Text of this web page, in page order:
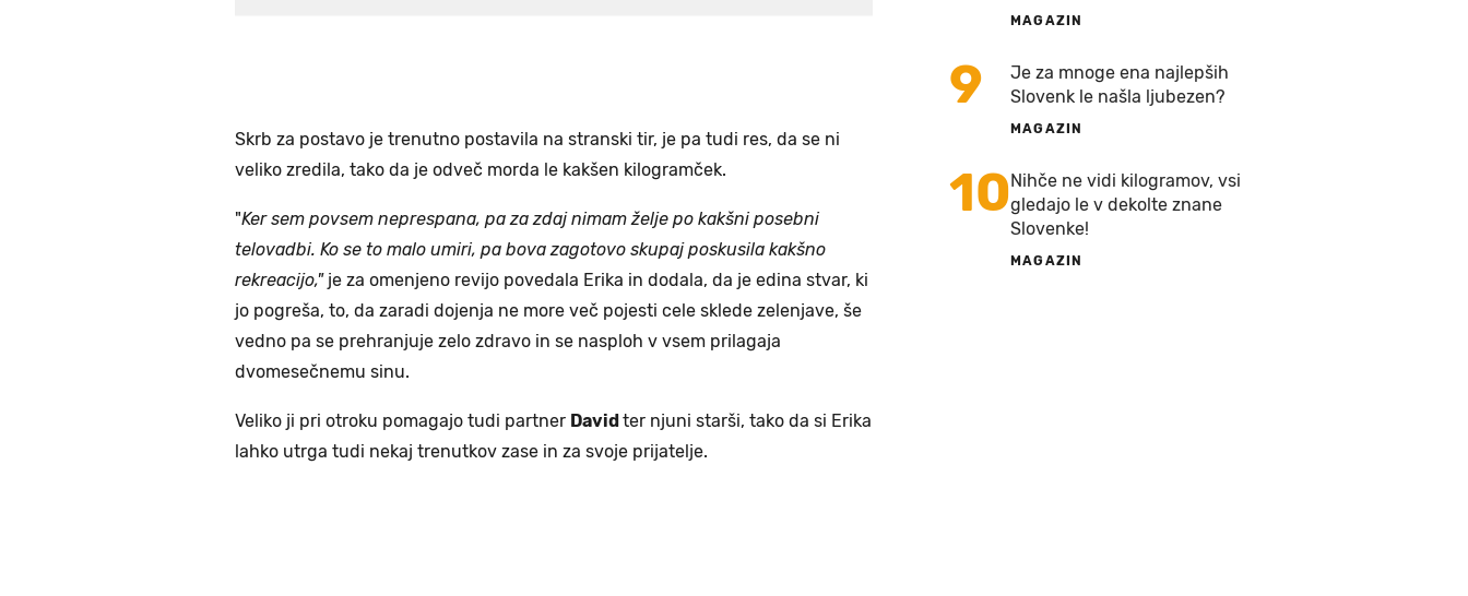
Skrb za postavo je trenutno postavila na stranski tir, je pa tudi res, da se ni
veliko zredila, tako da je odveč morda le kakšen kilogramček.
"Ker sem povsem neprespana, pa za zdaj nimam želje po kakšni posebni
telovadbi. Ko se to malo umiri, pa bova zagotovo skupaj poskusila kakšno
rekreacijo,"je za omenjeno revijo povedala Erika in dodala, da je edina stvar, ki
jo pogreša, to, da zaradi dojenja ne more več pojesti cele sklede zelenjave, še
vedno pa se prehranjuje zelo zdravo in se nasploh v vsem prilagaja
dvomesečnemu sinu.
Veliko ji pri otroku pomagajo tudi partner Davidter njuni starši, tako da si Erika
lahko utrga tudi nekaj trenutkov zase in za svoje prijatelje.
MAGAZIN
9
Je za mnoge ena najlepših
Slovenk le našla ljubezen?
MAGAZIN
10Nihče ne vidi kilogramov, vsi
gledajo le v dekolte znane
Slovenke!
MAGAZIN